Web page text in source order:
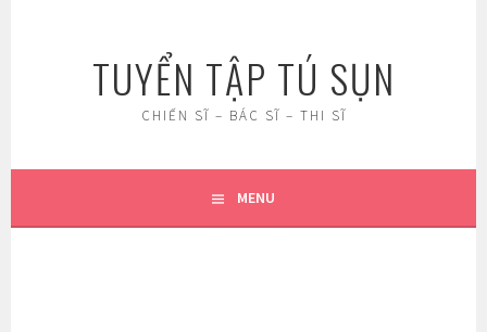
TUYỂN TẬP TÚ SỤN
CHIẾN SĨ – BÁC SĨ – THI SĨ
MENU